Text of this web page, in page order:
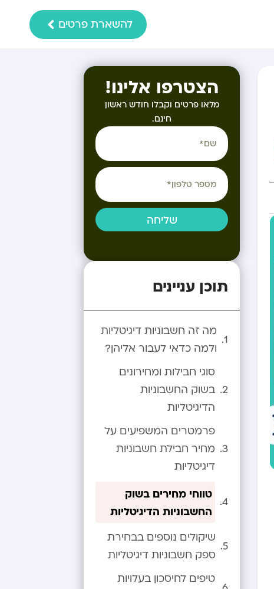
להשארת פרטים
הצטרפו אלינו!
מלאו פרטים וקבלו חודש ראשון
חינם.
שליחה
תוכן עניינים
מה זה חשבוניות דיגיטליות
ולמה כדאי לעבור אליהן?
סוגי חבילות ומחירונים
בשוק החשבוניות
הדיגיטליות
פרמטרים המשפיעים על
מחיר חבילת חשבוניות
דיגיטליות
טווחי מחירים בשוק
החשבוניות הדיגיטליות
שיקולים נוספים בבחירת
ספק חשבוניות דיגיטליות
טיפים לחיסכון בעלויות